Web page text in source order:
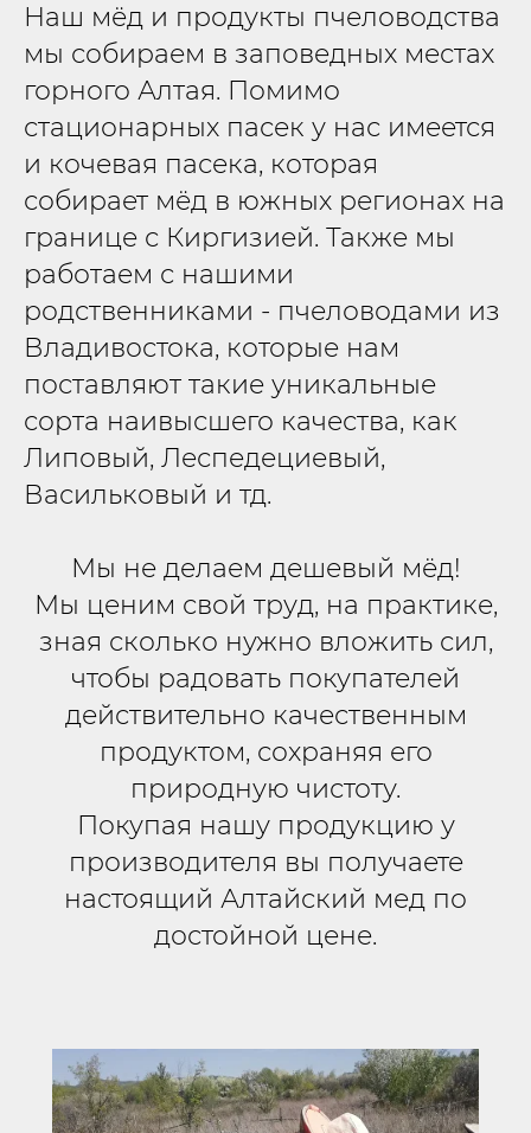
Наш мёд и продукты пчеловодства
мы собираем в заповедных местах
горного Алтая. Помимо
стационарных пасек у нас имеется
и кочевая пасека, которая
собирает мёд в южных регионах на
границе с Киргизией. Также мы
работаем с нашими
родственниками - пчеловодами из
Владивостока, которые нам
поставляют такие уникальные
сорта наивысшего качества, как
Липовый, Леспедециевый,
Васильковый и тд.
Мы не делаем дешевый мёд!
Мы ценим свой труд, на практике,
зная сколько нужно вложить сил,
чтобы радовать покупателей
действительно качественным
продуктом, сохраняя его
природную чистоту.
Покупая нашу продукцию у
производителя вы получаете
настоящий Алтайский мед по
достойной цене.